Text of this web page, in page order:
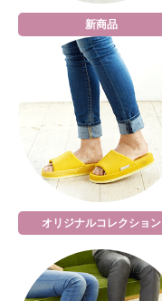
新商品
オリジナルコレクション